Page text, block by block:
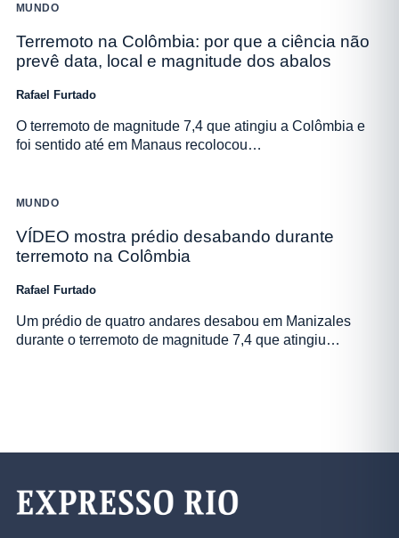
MUNDO
Terremoto na Colômbia: por que a ciência não
prevê data, local e magnitude dos abalos
Rafael Furtado
O terremoto de magnitude 7,4 que atingiu a Colômbia e
foi sentido até em Manaus recolocou…
MUNDO
VÍDEO mostra prédio desabando durante
terremoto na Colômbia
Rafael Furtado
Um prédio de quatro andares desabou em Manizales
durante o terremoto de magnitude 7,4 que atingiu…